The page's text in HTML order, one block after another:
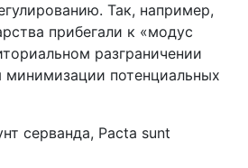
Так, например,
прибегали к «модус
разграничении
минимизации потенциальных
серванда, Рacta sunt